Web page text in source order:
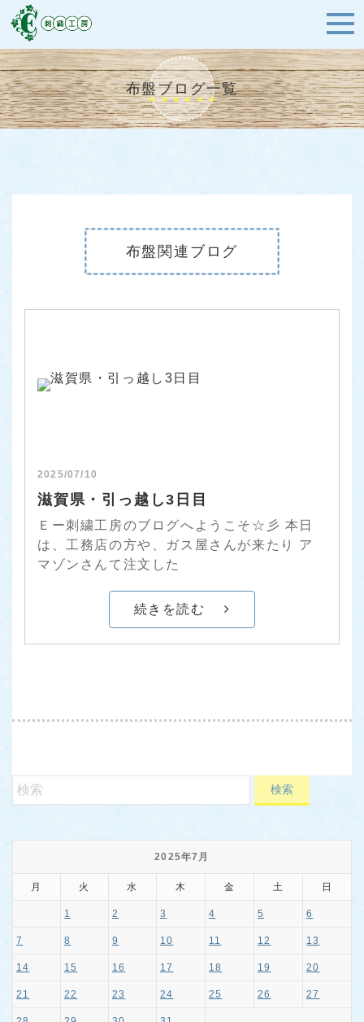
布盤ブログ一覧
布盤関連ブログ
2025/07/10
滋賀県・引っ越し3日目
Ｅー刺繍工房のブログへようこそ☆彡 本日
は、工務店の方や、ガス屋さんが来たり ア
マゾンさんて注文した
続きを読む
2025年7月
月 火 水 木 金 土 日
1 2 3 4 5 6
7 8 9 10 11 12 13
14 15 16 17 18 19 20
21 22 23 24 25 26 27